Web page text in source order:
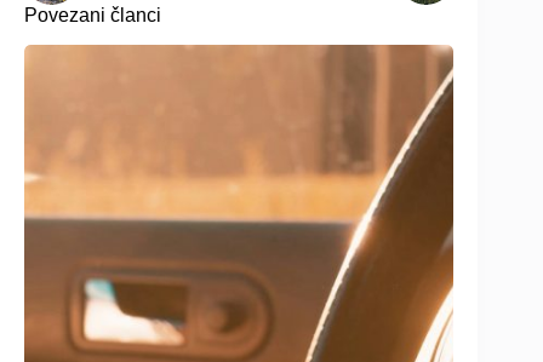
Povezani članci